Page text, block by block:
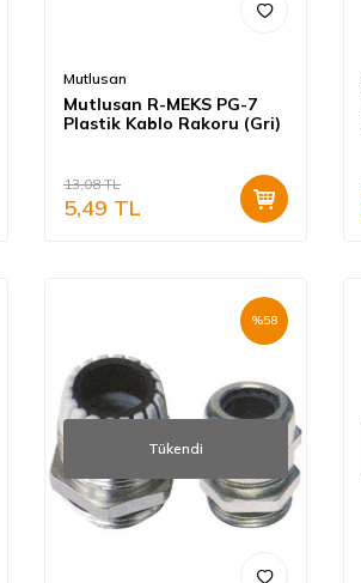
Mutlusan
Mutlusan R-MEKS PG-7
Plastik Kablo Rakoru (Gri)
13,08TL
5,49 TL
%58
Tükendi